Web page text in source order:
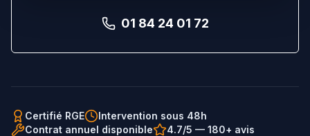
01 84 24 01 72
Certifié RGE
Intervention sous 48h
Contrat annuel disponible
4.7/5 — 180+ avis